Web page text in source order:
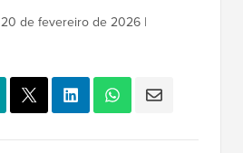
20 de fevereiro de 2026 |